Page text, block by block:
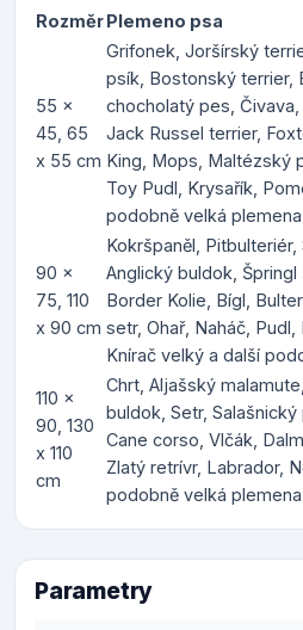
RozměrPlemeno psa
55 x
45, 65
x 55 cm
Grifonek, Joršírský
psík, Bostonský terrier,
chocholatý pes,
Jack Russel terrier,
King, Mops, Maltézský
Toy Pudl, Krysařík,
podobně velká plemena
90 x
75, 110
x 90 cm
Kokršpaněl,
Anglický buldok, Špringl
Border Kolie, Bígl,
setr, Ohař, Naháč, Pudl,
Knírač velký a další
110 x
90, 130
x 110
cm
Chrt, Aljašský
buldok, Setr, Salašnický
Cane corso, Vlčák,
Zlatý retrívr, Labrador,
podobně velká plemena
Parametry